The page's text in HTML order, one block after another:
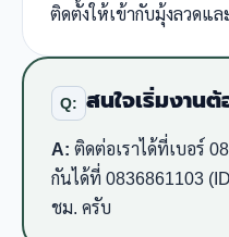
ติดตั้งให้เข้ากับมุ้งลวดแล
Q: สนใจเริ่มงาน
A: ติดต่อเราได้ที่เบอร์
กันได้ที่ 0836861103
ชม. ครับ